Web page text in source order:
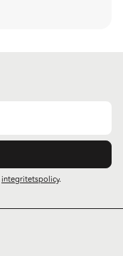
integritetspolicy.